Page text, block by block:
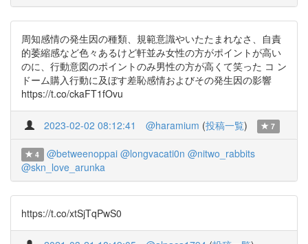
周知感情の発生因の種類、規範意識やいたたまれなさ、自責
的萎縮感など色々あるけど軒並み女性の方がポイントが高い
のに、行動意図のポイントのみ男性の方が高くて笑った コ ン
ドーム購入行動に及ぼす差恥感情およびその発生因の影響
https://t.co/ckaFT1fOvu
2023-02-02 08:12:41 @haramium (投稿一覧) 7
4 @betweenoppai @longvacati0n @nitwo_rabbits
@skn_love_arunka
https://t.co/xtSjTqPwS0